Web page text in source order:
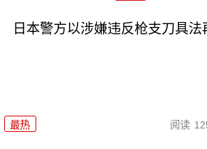
日本警方以涉嫌违反枪支刀具
最热 阅读